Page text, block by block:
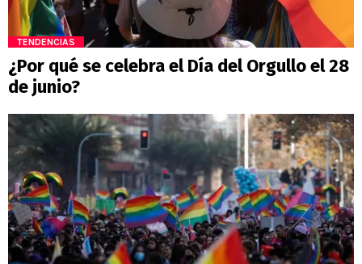
TENDENCIAS
¿Por qué se celebra el Día del Orgullo el 28
de junio?